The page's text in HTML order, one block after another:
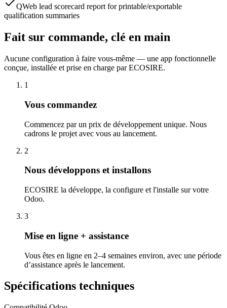
QWeb lead scorecard report for printable/exportable
qualification summaries
Fait sur commande, clé en main
Aucune configuration à faire vous-même — une app fonctionnelle
conçue, installée et prise en charge par ECOSIRE.
1
Vous commandez
Commencez par un prix de développement unique. Nous
cadrons le projet avec vous au lancement.
2
Nous développons et installons
ECOSIRE la développe, la configure et l'installe sur votre
Odoo.
3
Mise en ligne + assistance
Vous êtes en ligne en 2–4 semaines environ, avec une période
d’assistance après le lancement.
Spécifications techniques